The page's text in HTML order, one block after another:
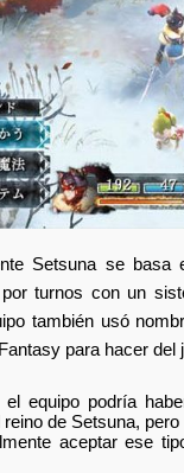
Setsuna se
turnos con un
también usó
para hacer
el equipo podría
reino de Setsuna,
aceptar ese